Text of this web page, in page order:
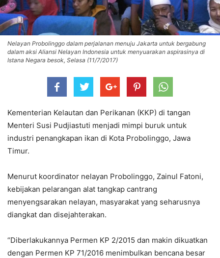
Nelayan Probolinggo dalam perjalanan menuju Jakarta untuk bergabung
dalam aksi Aliansi Nelayan Indonesia untuk menyuarakan aspirasinya di
Istana Negara besok, Selasa (11/7/2017)
Kementerian Kelautan dan Perikanan (KKP) di tangan
Menteri Susi Pudjiastuti menjadi mimpi buruk untuk
industri penangkapan ikan di Kota Probolinggo, Jawa
Timur.
Menurut koordinator nelayan Probolinggo, Zainul Fatoni,
kebijakan pelarangan alat tangkap cantrang
menyengsarakan nelayan, masyarakat yang seharusnya
diangkat dan disejahterakan.
“Diberlakukannya Permen KP 2/2015 dan makin dikuatkan
dengan Permen KP 71/2016 menimbulkan bencana besar